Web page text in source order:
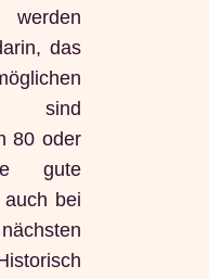
werden
das
sind
80 oder
gute
auch bei